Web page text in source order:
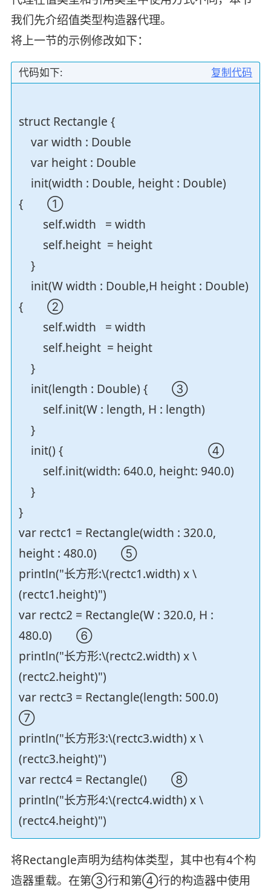
我们先介绍值类型构造器代理。
将上一节的示例修改如下：
复制代码
代码如下:
struct Rectangle {
var width : Double
var height : Double
init(width : Double, height : Double)
{ ①
self.width = width
self.height = height
}
init(W width : Double,H height : Double)
{ ②
self.width = width
self.height = height
}
init(length : Double) { ③
self.init(W : length, H : length)
}
init() { ④
self.init(width: 640.0, height: 940.0)
}
}
var rectc1 = Rectangle(width : 320.0,
height : 480.0) ⑤
println("长方形:\(rectc1.width) x \
(rectc1.height)")
var rectc2 = Rectangle(W : 320.0, H :
480.0) ⑥
println("长方形:\(rectc2.width) x \
(rectc2.height)")
var rectc3 = Rectangle(length: 500.0)
⑦
println("长方形3:\(rectc3.width) x \
(rectc3.height)")
var rectc4 = Rectangle() ⑧
println("长方形4:\(rectc4.width) x \
(rectc4.height)")
将Rectangle声明为结构体类型，其中也有4个构
造器重载。在第③行和第④行的构造器中使用